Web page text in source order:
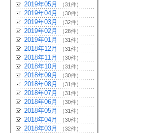
2019年05月 （31件）
2019年04月 （30件）
2019年03月 （32件）
2019年02月 （28件）
2019年01月 （31件）
2018年12月 （31件）
2018年11月 （30件）
2018年10月 （31件）
2018年09月 （30件）
2018年08月 （31件）
2018年07月 （31件）
2018年06月 （30件）
2018年05月 （31件）
2018年04月 （30件）
2018年03月 （32件）